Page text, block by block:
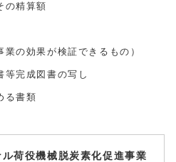
の精算額
業の効果が検証できるもの）
等完成図書の写し
る書類
荷役機械脱炭素化促進事業